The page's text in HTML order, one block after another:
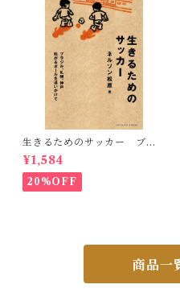
生きるためのサッカー ブラ
ジル、札幌、神戸 転がるボ
ールを追いかけて
¥1,584
20%OFF
商品一